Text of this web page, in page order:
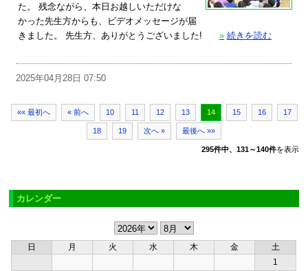
た。 残念ながら、本日お越しいただけな
かった先生方からも、ビデオメッセージが届
きました。 先生方、ありがとうございました!
» 続きを読む
2025年04月28日 07:50
«« 最初へ « 前へ 10 11 12 13 14 15 16 17
18 19 次へ » 最後へ »»
295件中、131～140件を表示
カレンダー
日 月 火 水 木 金
土
1